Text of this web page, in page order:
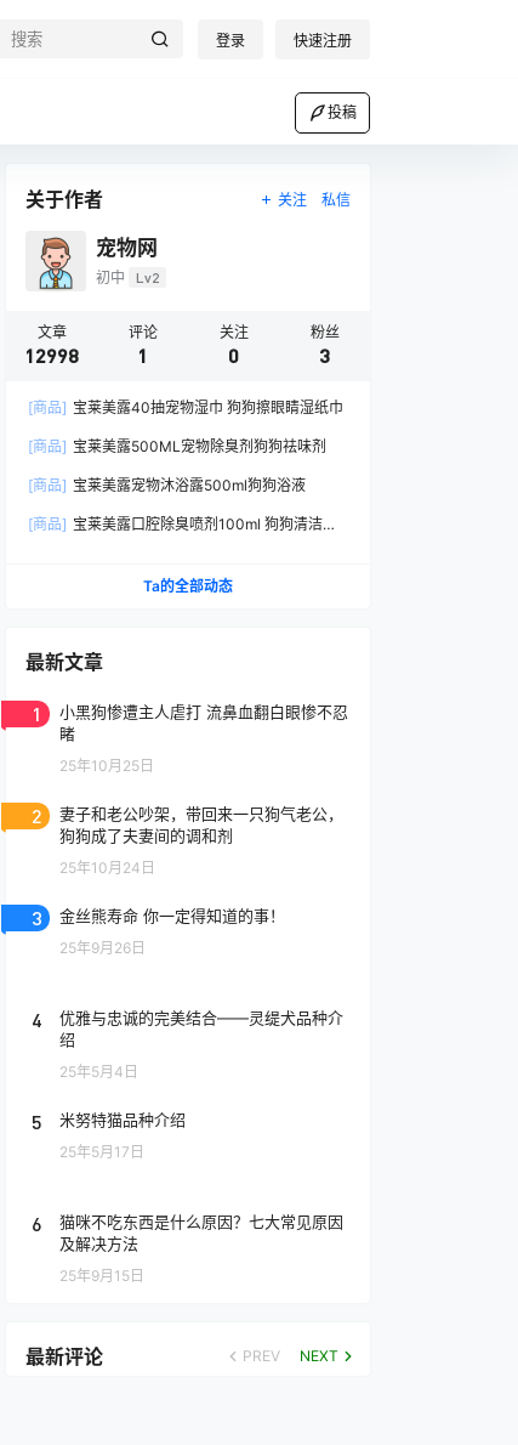
登录 快速注册
投稿
关于作者 关注 私信
宠物网
初中 Lv2
文章
12998
评论
1
关注
0
粉丝
3
[商品] 宝莱美露40抽宠物湿巾 狗狗擦眼睛湿纸巾
[商品] 宝莱美露500ML宠物除臭剂狗狗祛味剂
[商品] 宝莱美露宠物沐浴露500ml狗狗浴液
[商品] 宝莱美露口腔除臭喷剂100ml 狗狗清洁口
Ta的全部动态
最新文章
1
小黑狗惨遭主人虐打 流鼻血翻白眼惨不忍
睹
25年10月25日
2
妻子和老公吵架，带回来一只狗气老公，
狗狗成了夫妻间的调和剂
25年10月24日
3 金丝熊寿命 你一定得知道的事！
25年9月26日
4
优雅与忠诚的完美结合——灵缇犬品种介
绍
25年5月4日
5 米努特猫品种介绍
25年5月17日
6
猫咪不吃东西是什么原因？七大常见原因
及解决方法
25年9月15日
最新评论 PREV NEXT